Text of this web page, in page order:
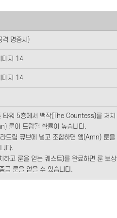
격 명중시)
미지 14
미지 14
워 5층에서 백작(The Countess)를 처치
룬이 드랍될 확률이 높습니다​.
드림 큐브에 넣고 조합하면 앰(Amn) 룬을
다​.
고 룬을 얻는 퀘스트)를 완료하면 룬 보상
급 룬을 얻을 수 있습니다.